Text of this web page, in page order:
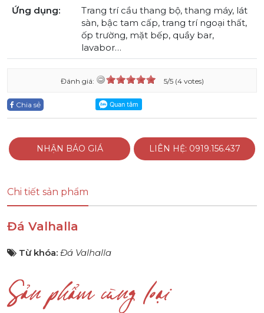
Ứng dụng:
Trang trí cầu thang bộ, thang máy, lát
sàn, bậc tam cấp, trang trí ngoại thất,
ốp trường, mặt bếp, quầy bar,
lavabor…
Đánh giá: 5/5 (4 votes)
Chia sẻ
NHẬN BÁO GIÁ LIÊN HỆ: 0919.156.437
Chi tiết sản phẩm
Đá Valhalla
Từ khóa: Đá Valhalla
Sản phẩm cùng loại